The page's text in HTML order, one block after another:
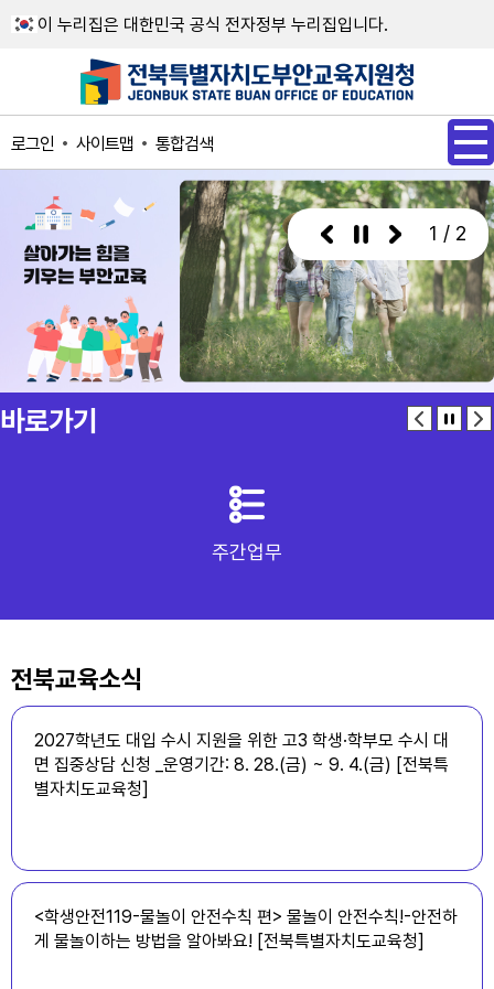
이 누리집은 대한민국 공식 전자정부 누리집입니다.
로그인 사이트맵 통합검색
1 / 2
바로가기
주간업무
전북교육소식
2027학년도 대입 수시 지원을 위한 고3 학생·학부모 수시 대
면 집중상담 신청 _운영기간: 8. 28.(금) ~ 9. 4.(금) [전북특
별자치도교육청]
<학생안전119-물놀이 안전수칙 편> 물놀이 안전수칙!-안전하
게 물놀이하는 방법을 알아봐요! [전북특별자치도교육청]